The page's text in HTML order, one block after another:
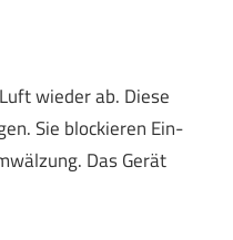
wieder ab. Diese
Sie blockieren Ein-
Das Gerät